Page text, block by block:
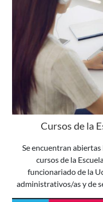
Cursos de la
Se encuentran
cursos de la
funcionariado de la
administrativos/as y de